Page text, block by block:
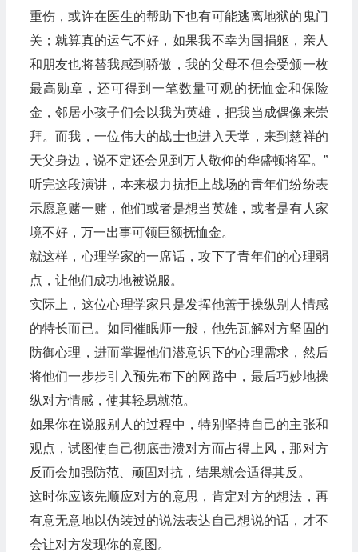
重伤，或许在医生的帮助下也有可能逃离地狱的鬼门
关；就算真的运气不好，如果我不幸为国捐躯，亲人
和朋友也将替我感到骄傲，我的父母不但会受颁一枚
最高勋章，还可得到一笔数量可观的抚恤金和保险
金，邻居小孩子们会以我为英雄，把我当成偶像来崇
拜。而我，一位伟大的战士也进入天堂，来到慈祥的
天父身边，说不定还会见到万人敬仰的华盛顿将军。”
听完这段演讲，本来极力抗拒上战场的青年们纷纷表
示愿意赌一赌，他们或者是想当英雄，或者是有人家
境不好，万一出事可领巨额抚恤金。
就这样，心理学家的一席话，攻下了青年们的心理弱
点，让他们成功地被说服。
实际上，这位心理学家只是发挥他善于操纵别人情感
的特长而已。如同催眠师一般，他先瓦解对方坚固的
防御心理，进而掌握他们潜意识下的心理需求，然后
将他们一步步引入预先布下的网路中，最后巧妙地操
纵对方情感，使其轻易就范。
如果你在说服别人的过程中，特别坚持自己的主张和
观点，试图使自己彻底击溃对方而占得上风，那对方
反而会加强防范、顽固对抗，结果就会适得其反。
这时你应该先顺应对方的意思，肯定对方的想法，再
有意无意地以伪装过的说法表达自己想说的话，才不
会让对方发现你的意图。